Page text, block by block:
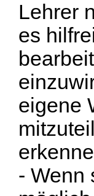
Lehrer
es
eigene
- Wenn